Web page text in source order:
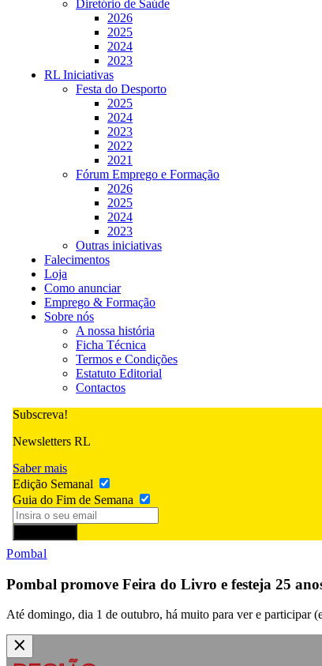
Diretório de Saúde
2026
2025
2024
2023
RL Iniciativas
Festa do Desporto
2025
2024
2023
2022
2021
Fórum Emprego e Formação
2026
2025
2024
2023
Outras iniciativas
Falecimentos
Loja
Como anunciar
Emprego & Formação
Sobre nós
A nossa história
Ficha Técnica
Termos e Condições
Estatuto Editorial
Contactos
Subscreva!
Newsletters RL
Saber mais
Edição Semanal
Guia do Fim de Semana
Pombal
Pombal promove Feira do Livro e festeja 25
Até domingo, dia 1 de outubro, há muito para ver e participar